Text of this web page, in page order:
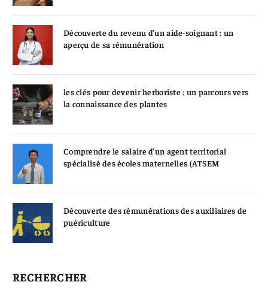
Découverte du revenu d’un aide-soignant : un
aperçu de sa rémunération
les clés pour devenir herboriste : un parcours vers
la connaissance des plantes
Comprendre le salaire d’un agent territorial
spécialisé des écoles maternelles (ATSEM
Découverte des rémunérations des auxiliaires de
puériculture
RECHERCHER